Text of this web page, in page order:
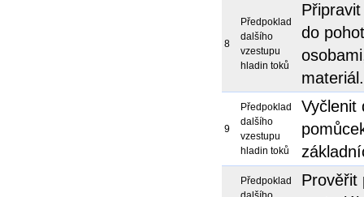
8
Předpoklad
dalšího
vzestupu
hladin toků
do
materiál.
9
Předpoklad
dalšího
vzestupu
hladin toků
Vyčlenit
Předpoklad
Prověřit